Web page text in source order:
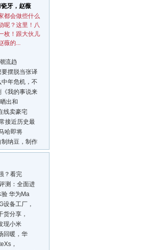
牙，赵薇
都会做些什么
呢？这里！八
枚！跟大伙儿
薇的...
流趋
要摆脱当张译
年危机，不
我的事说来
出和
线卖豪宅
接近历史最
哈即将
纳豆，制作
？看完
测：全面进
华为Ma
设备工厂，
货分享，
现小米
回暖，华
，